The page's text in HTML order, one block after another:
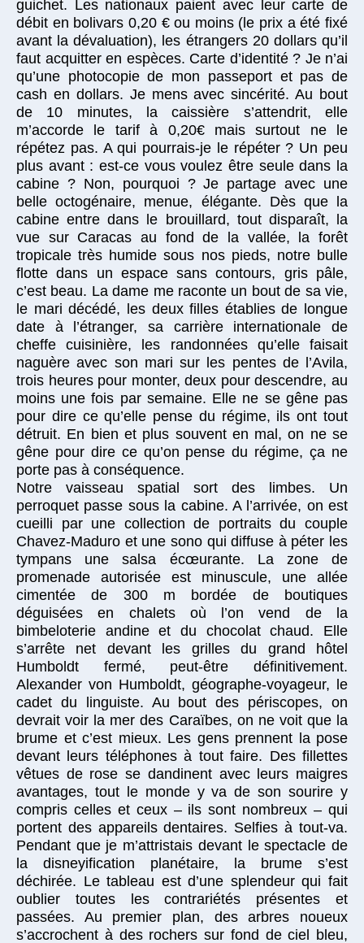
guichet. Les nationaux paient avec leur carte de
débit en bolivars 0,20 € ou moins (le prix a été fixé
avant la dévaluation), les étrangers 20 dollars qu’il
faut acquitter en espèces. Carte d’identité ? Je n’ai
qu’une photocopie de mon passeport et pas de
cash en dollars. Je mens avec sincérité. Au bout
de 10 minutes, la caissière s’attendrit, elle
m’accorde le tarif à 0,20€ mais surtout ne le
répétez pas. A qui pourrais-je le répéter ? Un peu
plus avant : est-ce vous voulez être seule dans la
cabine ? Non, pourquoi ? Je partage avec une
belle octogénaire, menue, élégante. Dès que la
cabine entre dans le brouillard, tout disparaît, la
vue sur Caracas au fond de la vallée, la forêt
tropicale très humide sous nos pieds, notre bulle
flotte dans un espace sans contours, gris pâle,
c’est beau. La dame me raconte un bout de sa vie,
le mari décédé, les deux filles établies de longue
date à l’étranger, sa carrière internationale de
cheffe cuisinière, les randonnées qu’elle faisait
naguère avec son mari sur les pentes de l’Avila,
trois heures pour monter, deux pour descendre, au
moins une fois par semaine. Elle ne se gêne pas
pour dire ce qu’elle pense du régime, ils ont tout
détruit. En bien et plus souvent en mal, on ne se
gêne pour dire ce qu’on pense du régime, ça ne
porte pas à conséquence.
Notre vaisseau spatial sort des limbes. Un
perroquet passe sous la cabine. A l’arrivée, on est
cueilli par une collection de portraits du couple
Chavez-Maduro et une sono qui diffuse à péter les
tympans une salsa écœurante. La zone de
promenade autorisée est minuscule, une allée
cimentée de 300 m bordée de boutiques
déguisées en chalets où l’on vend de la
bimbeloterie andine et du chocolat chaud. Elle
s’arrête net devant les grilles du grand hôtel
Humboldt fermé, peut-être définitivement.
Alexander von Humboldt, géographe-voyageur, le
cadet du linguiste. Au bout des périscopes, on
devrait voir la mer des Caraïbes, on ne voit que la
brume et c’est mieux. Les gens prennent la pose
devant leurs téléphones à tout faire. Des fillettes
vêtues de rose se dandinent avec leurs maigres
avantages, tout le monde y va de son sourire y
compris celles et ceux – ils sont nombreux – qui
portent des appareils dentaires. Selfies à tout-va.
Pendant que je m’attristais devant le spectacle de
la disneyification planétaire, la brume s’est
déchirée. Le tableau est d’une splendeur qui fait
oublier toutes les contrariétés présentes et
passées. Au premier plan, des arbres noueux
s’accrochent à des rochers sur fond de ciel bleu,